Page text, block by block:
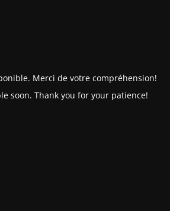
Merci de votre compréhension!
soon. Thank you for your patience!